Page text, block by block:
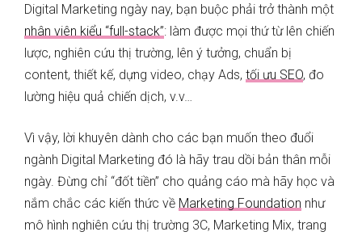
Digital Marketing ngày nay, bạn buộc phải trở thành một
nhân viên kiểu “full-stack”: làm được mọi thứ từ lên chiến
lược, nghiên cứu thị trường, lên ý tưởng, chuẩn bị
content, thiết kế, dựng video, chạy Ads, tối ưu SEO, đo
lường hiệu quả chiến dịch, v.v…
Vì vậy, lời khuyên dành cho các bạn muốn theo đuổi
ngành Digital Marketing đó là hãy trau dồi bản thân mỗi
ngày. Đừng chỉ “đốt tiền” cho quảng cáo mà hãy học và
nắm chắc các kiến thức về Marketing Foundation như
mô hình nghiên cứu thị trường 3C, Marketing Mix, trang